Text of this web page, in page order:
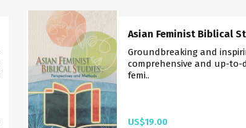
Asian Feminist Biblical
Groundbreaking and
comprehensive and up-to-
femi..
US$19.00